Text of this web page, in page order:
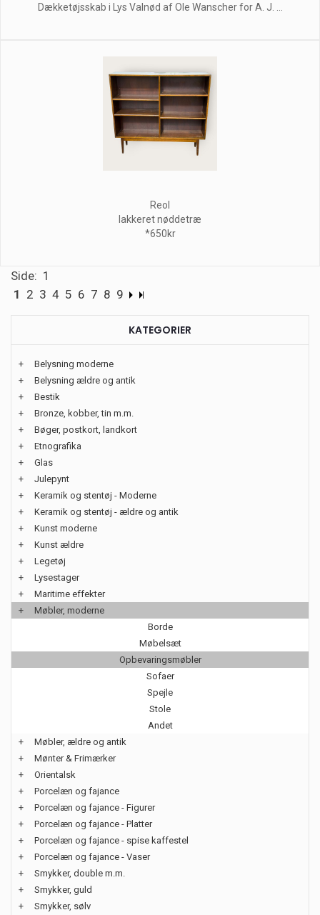
Dækketøjsskab i Lys Valnød af Ole Wanscher for A. J. ...
Reol
lakkeret nøddetræ
*650kr
Side: 1
1 2 3 4 5 6 7 8 9
KATEGORIER
+
Belysning moderne
+
Belysning ældre og antik
+
Bestik
+
Bronze, kobber, tin m.m.
+
Bøger, postkort, landkort
+
Etnografika
+
Glas
+
Julepynt
+
Keramik og stentøj - Moderne
+
Keramik og stentøj - ældre og antik
+
Kunst moderne
+
Kunst ældre
+
Legetøj
+
Lysestager
+
Maritime effekter
+
Møbler, moderne
Borde
Møbelsæt
Opbevaringsmøbler
Sofaer
Spejle
Stole
Andet
+
Møbler, ældre og antik
+
Mønter & Frimærker
+
Orientalsk
+
Porcelæn og fajance
+
Porcelæn og fajance - Figurer
+
Porcelæn og fajance - Platter
+
Porcelæn og fajance - spise kaffestel
+
Porcelæn og fajance - Vaser
+
Smykker, double m.m.
+
Smykker, guld
+
Smykker, sølv